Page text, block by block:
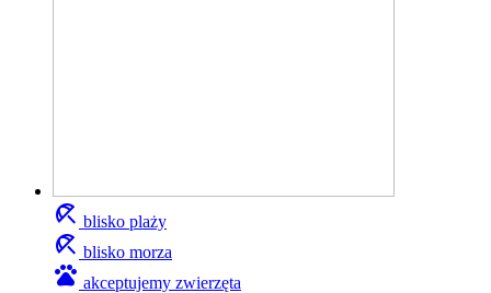
beach_access blisko plaży
beach_access blisko morza
pets akceptujemy zwierzęta